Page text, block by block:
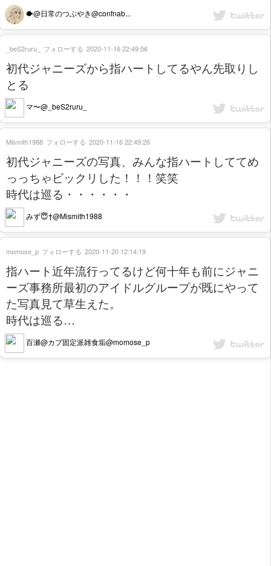
🐡@日常のつぶやき@confnab...
初代ジャニーズから指ハートしてるやん先取りし
とる
マ〜@_beS2ruru_
_beS2ruru_ フォローする 2020-11-16 22:49:56
初代ジャニーズの写真、みんな指ハートしててめ
っっちゃビックリした！！！笑笑
時代は巡る・・・・・・
みず😇†@Mismith1988
Mismith1988 フォローする 2020-11-16 22:49:26
指ハート近年流行ってるけど何十年も前にジャニ
ーズ事務所最初のアイドルグループが既にやって
た写真見て草生えた。
時代は巡る…
百瀬@カプ固定派雑食垢@momose_p
momose_p フォローする 2020-11-20 12:14:19